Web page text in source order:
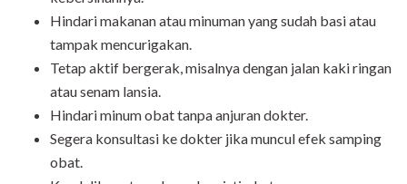
Hindari makanan atau minuman yang sudah basi atau
tampak mencurigakan.
Tetap aktif bergerak, misalnya dengan jalan kaki ringan
atau senam lansia.
Hindari minum obat tanpa anjuran dokter.
Segera konsultasi ke dokter jika muncul efek samping
obat.